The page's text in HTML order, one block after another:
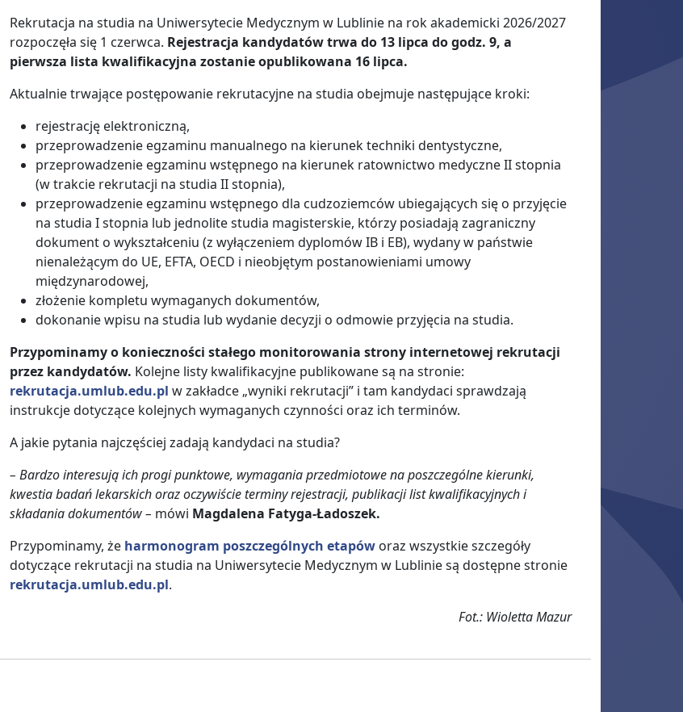
Rekrutacja na studia na Uniwersytecie Medycznym w Lublinie na rok akademicki 2026/2027
rozpoczęła się 1 czerwca. Rejestracja kandydatów trwa do 13 lipca do godz. 9, a
pierwsza lista kwalifikacyjna zostanie opublikowana 16 lipca.
Aktualnie trwające postępowanie rekrutacyjne na studia obejmuje następujące kroki:
rejestrację elektroniczną,
przeprowadzenie egzaminu manualnego na kierunek techniki dentystyczne,
przeprowadzenie egzaminu wstępnego na kierunek ratownictwo medyczne II stopnia
(w trakcie rekrutacji na studia II stopnia),
przeprowadzenie egzaminu wstępnego dla cudzoziemców ubiegających się o przyjęcie
na studia I stopnia lub jednolite studia magisterskie, którzy posiadają zagraniczny
dokument o wykształceniu (z wyłączeniem dyplomów IB i EB), wydany w państwie
nienależącym do UE, EFTA, OECD i nieobjętym postanowieniami umowy
międzynarodowej,
złożenie kompletu wymaganych dokumentów,
dokonanie wpisu na studia lub wydanie decyzji o odmowie przyjęcia na studia.
Przypominamy o konieczności stałego monitorowania strony internetowej rekrutacji
przez kandydatów. Kolejne listy kwalifikacyjne publikowane są na stronie:
rekrutacja.umlub.edu.pl w zakładce „wyniki rekrutacji” i tam kandydaci sprawdzają
instrukcje dotyczące kolejnych wymaganych czynności oraz ich terminów.
A jakie pytania najczęściej zadają kandydaci na studia?
– Bardzo interesują ich progi punktowe, wymagania przedmiotowe na poszczególne kierunki,
kwestia badań lekarskich oraz oczywiście terminy rejestracji, publikacji list kwalifikacyjnych i
składania dokumentów – mówi Magdalena Fatyga-Ładoszek.
Przypominamy, że harmonogram poszczególnych etapów oraz wszystkie szczegóły
dotyczące rekrutacji na studia na Uniwersytecie Medycznym w Lublinie są dostępne stronie
rekrutacja.umlub.edu.pl.
Fot.: Wioletta Mazur